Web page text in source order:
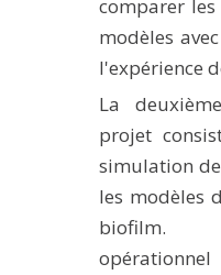
comparer
modèles
l'expérience
La
projet
simulation
les modèles
biofilm.